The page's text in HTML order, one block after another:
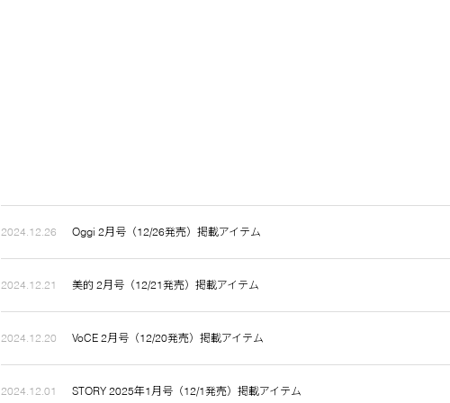
2024.12.26 Oggi 2月号（12/26発売）掲載アイテム
2024.12.21 美的 2月号（12/21発売）掲載アイテム
2024.12.20 VoCE 2月号（12/20発売）掲載アイテム
2024.12.01 STORY 2025年1月号（12/1発売）掲載アイテム